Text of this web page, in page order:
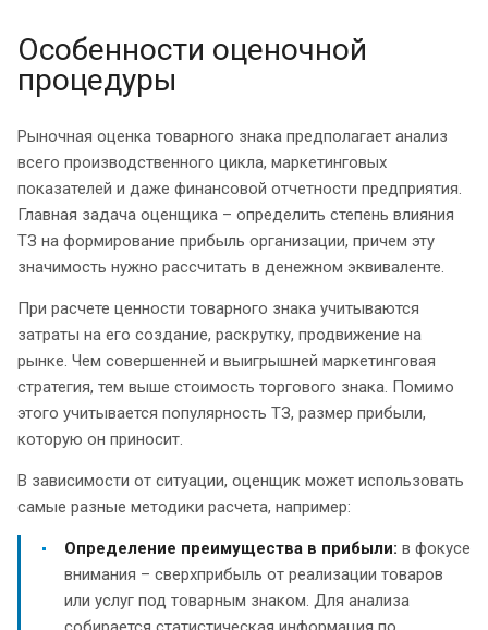
Особенности оценочной
процедуры
Рыночная оценка товарного знака предполагает анализ
всего производственного цикла, маркетинговых
показателей и даже финансовой отчетности предприятия.
Главная задача оценщика – определить степень влияния
ТЗ на формирование прибыль организации, причем эту
значимость нужно рассчитать в денежном эквиваленте.
При расчете ценности товарного знака учитываются
затраты на его создание, раскрутку, продвижение на
рынке. Чем совершенней и выигрышней маркетинговая
стратегия, тем выше стоимость торгового знака. Помимо
этого учитывается популярность ТЗ, размер прибыли,
которую он приносит.
В зависимости от ситуации, оценщик может использовать
самые разные методики расчета, например:
Определение преимущества в прибыли: в фокусе
внимания – сверхприбыль от реализации товаров
или услуг под товарным знаком. Для анализа